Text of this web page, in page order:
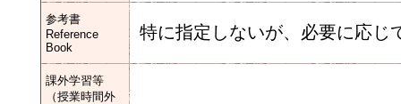
参考書
Reference
Book
特に指定しないが、必要に応じ
課外学習等
（授業時間外